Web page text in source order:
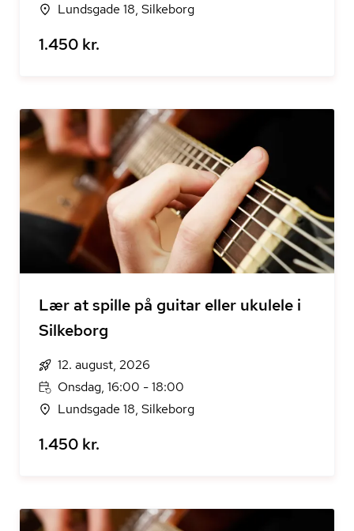
Lundsgade 18, Silkeborg
1.450 kr.
Lær at spille på guitar eller ukulele i
Silkeborg
12. august, 2026
Onsdag, 16:00 - 18:00
Lundsgade 18, Silkeborg
1.450 kr.